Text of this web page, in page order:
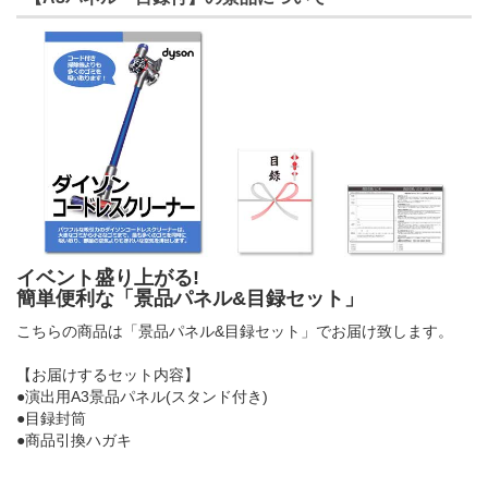
イベント盛り上がる!
簡単便利な「景品パネル&目録セット」
こちらの商品は「景品パネル&目録セット」でお届け致します。
【お届けするセット内容】
●演出用A3景品パネル(スタンド付き)
●目録封筒
●商品引換ハガキ